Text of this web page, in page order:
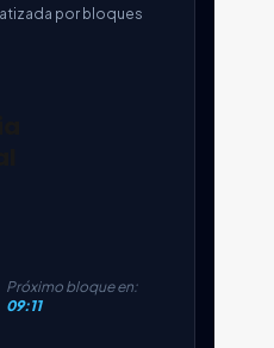
por bloques
Próximo bloque en:
09:11